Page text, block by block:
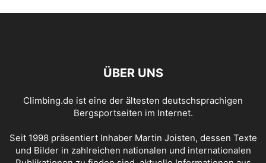
ÜBER UNS
Climbing.de ist eine der ältesten deutschsprachigen
Bergsportseiten im Internet.
Seit 1998 präsentiert Inhaber Martin Joisten, dessen Texte
und Bilder in zahlreichen nationalen und internationalen